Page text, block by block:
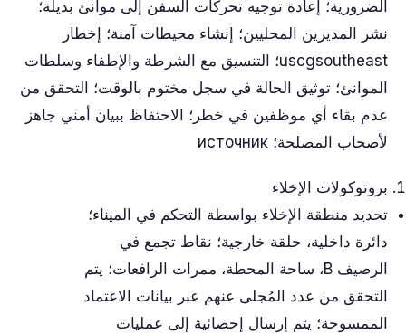
الضرورية؛ إعادة توجيه تحركات السفن إلى موانئ بديلة؛
نشر المديرين المحليين؛ إنشاء محيطات آمنة؛ إخطار
uscgsoutheast؛ التنسيق مع الشرطة والإطفاء وسلطات
الموانئ؛ توثيق الحالة في سجل مختوم بالوقت؛ التحقق من
عدم بقاء أي موظفين في خطر؛ الاحتفاظ ببيان أمني جاهز
لأصحاب المصلحة؛ источник
بروتوكولات الإخلاء
تحديد منطقة الإخلاء بواسطة التحكم في الميناء؛
دائرة داخلية، حلقة خارجية؛ نقاط تجمع في
الرصيف B، ساحة المحطة، ممرات الرافعات؛ يتم
التحقق من عدد المُجلى عنهم عبر بيانات الاعتماد
الممسوحة؛ يتم إرسال إحصائية إلى عمليات